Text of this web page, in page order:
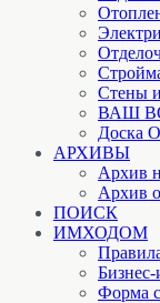
Стены
ВАШ
Доска
АРХИВЫ
Архив
Архив
ПОИСК
ИМХОДОМ
Бизнес-
Форма